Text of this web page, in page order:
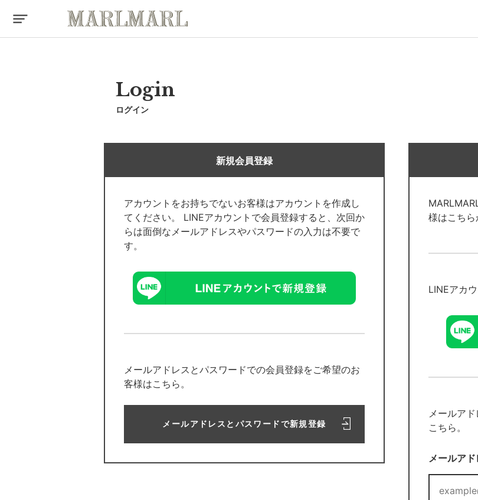
Login
ログイン
新規会員登録
アカウントをお持ちでないお客様はアカウントを作成し
てください。 LINEアカウントで会員登録すると、次回か
らは面倒なメールアドレスやパスワードの入力は不要で
す。
メールアドレスとパスワードでの会員登録をご希望のお
客様はこちら。
メールアドレスとパスワードで新規登録
様はこちら
LINEアカ
メールア
こちら。
メールア